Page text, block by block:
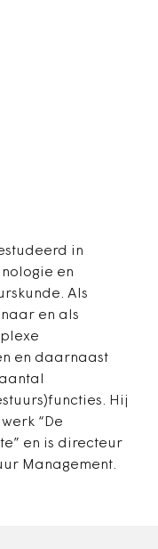
in
en
Als
en als
en daarnaast
Hij
“De
en is directeur
Management.